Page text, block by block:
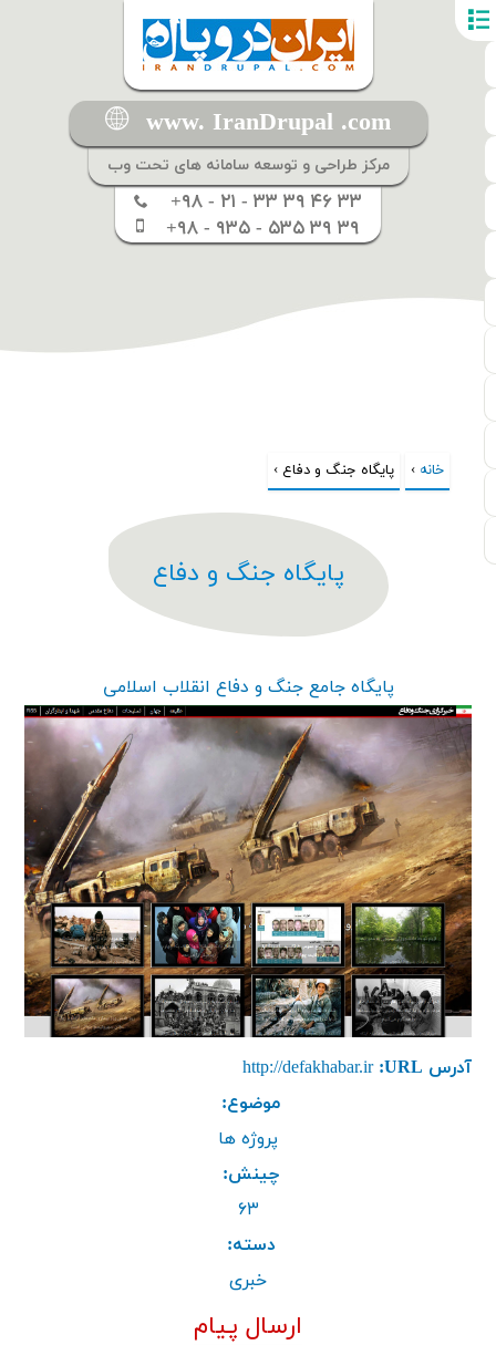
www. IranDrupal .com
مرکز طراحی و توسعه سامانه های تحت وب
+۹۸ - ۲۱ - ۳۳ ۳۹ ۴۶ ۳۳
+۹۸ - ۹۳۵ - ۵۳۵ ۳۹ ۳۹
شما اینجا هستید
خانه › پایگاه جنگ و دفاع ›
پایگاه جنگ و دفاع
پایگاه جامع جنگ و دفاع انقلاب اسلامی
آدرس URL:
http://defakhabar.ir
موضوع:
پروژه ها
چینش:
۶۳
دسته:
خبری
ارسال پیام